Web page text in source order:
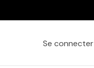
Se connecter